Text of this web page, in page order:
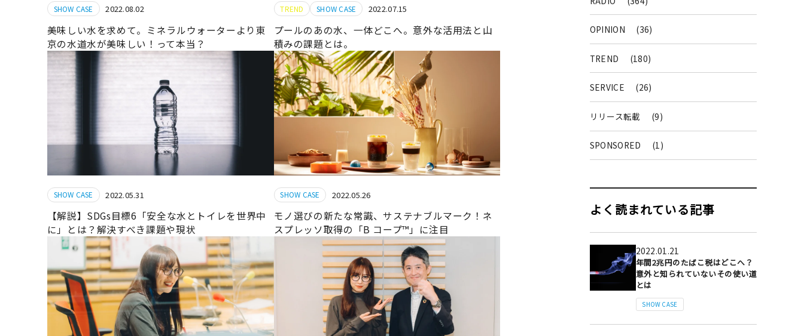
SHOW CASE 2022.08.02
美味しい水を求めて。ミネラルウォーターより東
京の水道水が美味しい！って本当？
TREND SHOW CASE 2022.07.15
プールのあの水、一体どこへ。意外な活用法と山
積みの課題とは。
SHOW CASE 2022.05.31
【解説】SDGs目標6「安全な水とトイレを世界中
に」とは？解決すべき課題や現状
SHOW CASE 2022.05.26
モノ選びの新たな常識、サステナブルマーク！ネ
スプレッソ取得の「B コープ™」に注目
OPINION (36)
TREND (180)
SERVICE (26)
リリース転載 (9)
SPONSORED (1)
よく読まれている記事
2022.01.21
年間2兆円のたばこ税はどこへ？
意外と知られていないその使い道
とは
SHOW CASE